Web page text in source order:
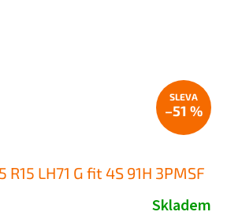
–51 %
LH71 G fit 4S 91H 3PMSF
Skladem